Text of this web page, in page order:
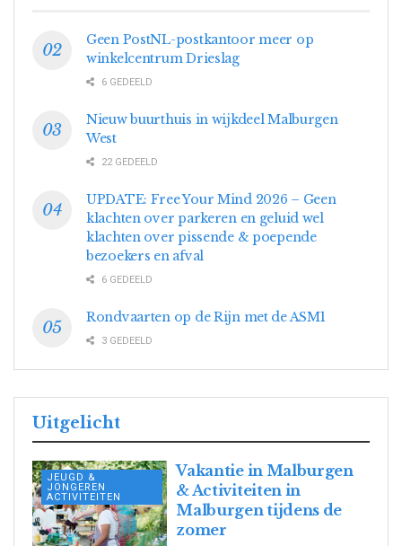
Geen PostNL-postkantoor meer op
winkelcentrum Drieslag
6 GEDEELD
Nieuw buurthuis in wijkdeel Malburgen
West
22 GEDEELD
UPDATE: Free Your Mind 2026 – Geen
klachten over parkeren en geluid wel
klachten over pissende & poepende
bezoekers en afval
6 GEDEELD
Rondvaarten op de Rijn met de ASM1
3 GEDEELD
Uitgelicht
JEUGD &
JONGEREN
ACTIVITEITEN
Vakantie in Malburgen
& Activiteiten in
Malburgen tijdens de
zomer